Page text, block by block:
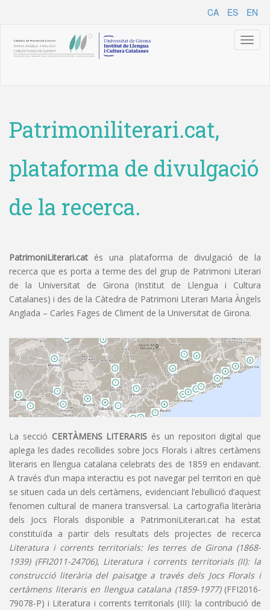
CA ES EN
Patrimoniliterari.cat,
plataforma de divulgació
de la recerca.
PatrimoniLiterari.cat és una plataforma de divulgació de la
recerca que es porta a terme des del grup de Patrimoni Literari
de la Universitat de Girona (Institut de Llengua i Cultura
Catalanes) i des de la Càtedra de Patrimoni Literari Maria Àngels
Anglada – Carles Fages de Climent de la Universitat de Girona.
La secció CERTÀMENS LITERARIS és un repositori digital que
aplega les dades recollides sobre Jocs Florals i altres certàmens
literaris en llengua catalana celebrats des de 1859 en endavant.
A través d’un mapa interactiu es pot navegar pel territori en què
se situen cada un dels certàmens, evidenciant l’ebullició d’aquest
fenomen cultural de manera transversal. La cartografia literària
dels Jocs Florals disponible a PatrimoniLiterari.cat ha estat
constituïda a partir dels resultats dels projectes de recerca
Literatura i corrents territorials: les terres de Girona (1868-
1939) (FFI2011-24706), Literatura i corrents territorials (II): la
construcció literària del paisatge a través dels Jocs Florals i
certàmens literaris en llengua catalana (1859-1977)(FFI2016-
79078-P) i Literatura i corrents territorials (III): la contribució de